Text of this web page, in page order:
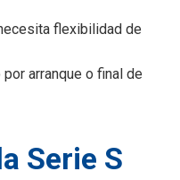
flexibilidad de
arranque o final de
Serie S